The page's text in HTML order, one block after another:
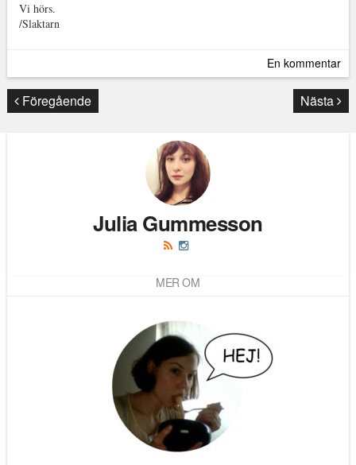
Vi hörs.
/Slaktarn
En kommentar
Föregående Nästa
Julia Gummesson
MER OM